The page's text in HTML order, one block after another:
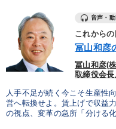
【1月】音声・映像 経
目的別
パフォーマンス向上
音声・
これから
冨山和彦
冨山和彦(
取締役会
人手不足が続く今こそ生産性
営へ転換せよ。賃上げで収益
の視点、変革の急所「分ける